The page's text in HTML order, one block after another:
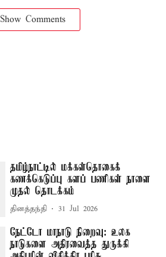
Show Comments
தமிழ்நாட்டில் மக்கள்தொகைக்
கணக்கெடுப்பு களப் பணிகள் நாளை
முதல் தொடக்கம்
தினத்தந்தி 31 Jul 2026
நேட்டோ மாநாடு நிறைவு: உலக
நாடுகளை அதிரவைத்த துருக்கி